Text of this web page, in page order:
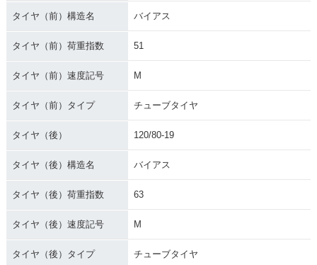
タイヤ（前）構造名 バイアス
タイヤ（前）荷重指数 51
タイヤ（前）速度記号 M
タイヤ（前）タイプ チューブタイヤ
タイヤ（後） 120/80-19
タイヤ（後）構造名 バイアス
タイヤ（後）荷重指数 63
タイヤ（後）速度記号 M
タイヤ（後）タイプ チューブタイヤ